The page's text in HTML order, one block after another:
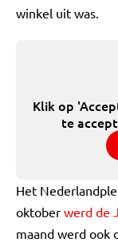
winkel uit was.
Klik op
te
Het
oktober werd de
maand werd ook